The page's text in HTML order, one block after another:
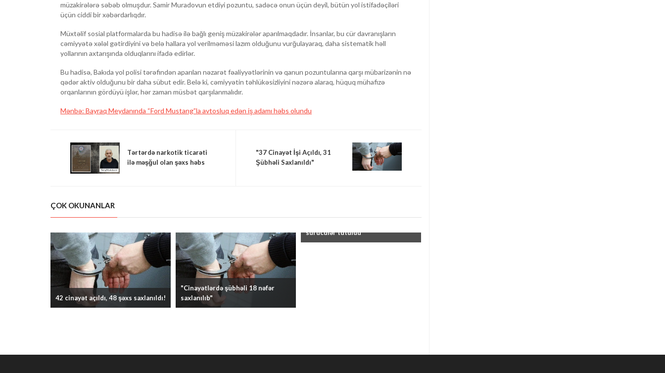
müzakirələrə səbəb olmuşdur. Samir Muradovun etdiyi pozuntu, sadəcə onun üçün deyil, bütün yol istifadəçiləri
üçün ciddi bir xəbərdarlıqdır.
Müxtəlif sosial platformalarda bu hadisə ilə bağlı geniş müzakirələr aparılmaqdadır. İnsanlar, bu cür davranışların
cəmiyyətə xələl gətirdiyini və belə hallara yol verilməməsi lazım olduğunu vurğulayaraq, daha sistematik həll
yollarının axtarışında olduqlarını ifadə edirlər.
Bu hadisə, Bakıda yol polisi tərəfindən aparılan nəzarət fəaliyyətlərinin və qanun pozuntularına qarşı mübarizənin nə
qədər aktiv olduğunu bir daha sübut edir. Belə ki, cəmiyyətin təhlükəsizliyini nəzərə alaraq, hüquq mühafizə
orqanlarının gördüyü işlər, hər zaman müsbət qarşılanmalıdır.
Mənbə: Bayraq Meydanında “Ford Mustang”la avtosluq edən iş adamı həbs olundu
Tərtərdə narkotik ticarəti
ilə məşğul olan şəxs həbs
"37 Cinayət İşi Açıldı, 31
Şübhəli Saxlanıldı"
ÇOK OKUNANLAR
42 cinayət açıldı, 48 şəxs saxlanıldı!
"Cinayətlərdə şübhəli 18 nəfər
saxlanılıb"
sürücülər tutuldu